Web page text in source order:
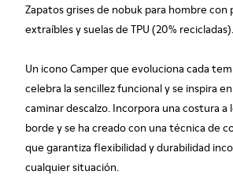
Zapatos grises de nobuk para hombre con
extraíbles y suelas de TPU (20% recicladas).
Un icono Camper que evoluciona cada
celebra la sencillez funcional y se inspira
caminar descalzo. Incorpora una costura
borde y se ha creado con una técnica de
que garantiza flexibilidad y durabilidad
cualquier situación.